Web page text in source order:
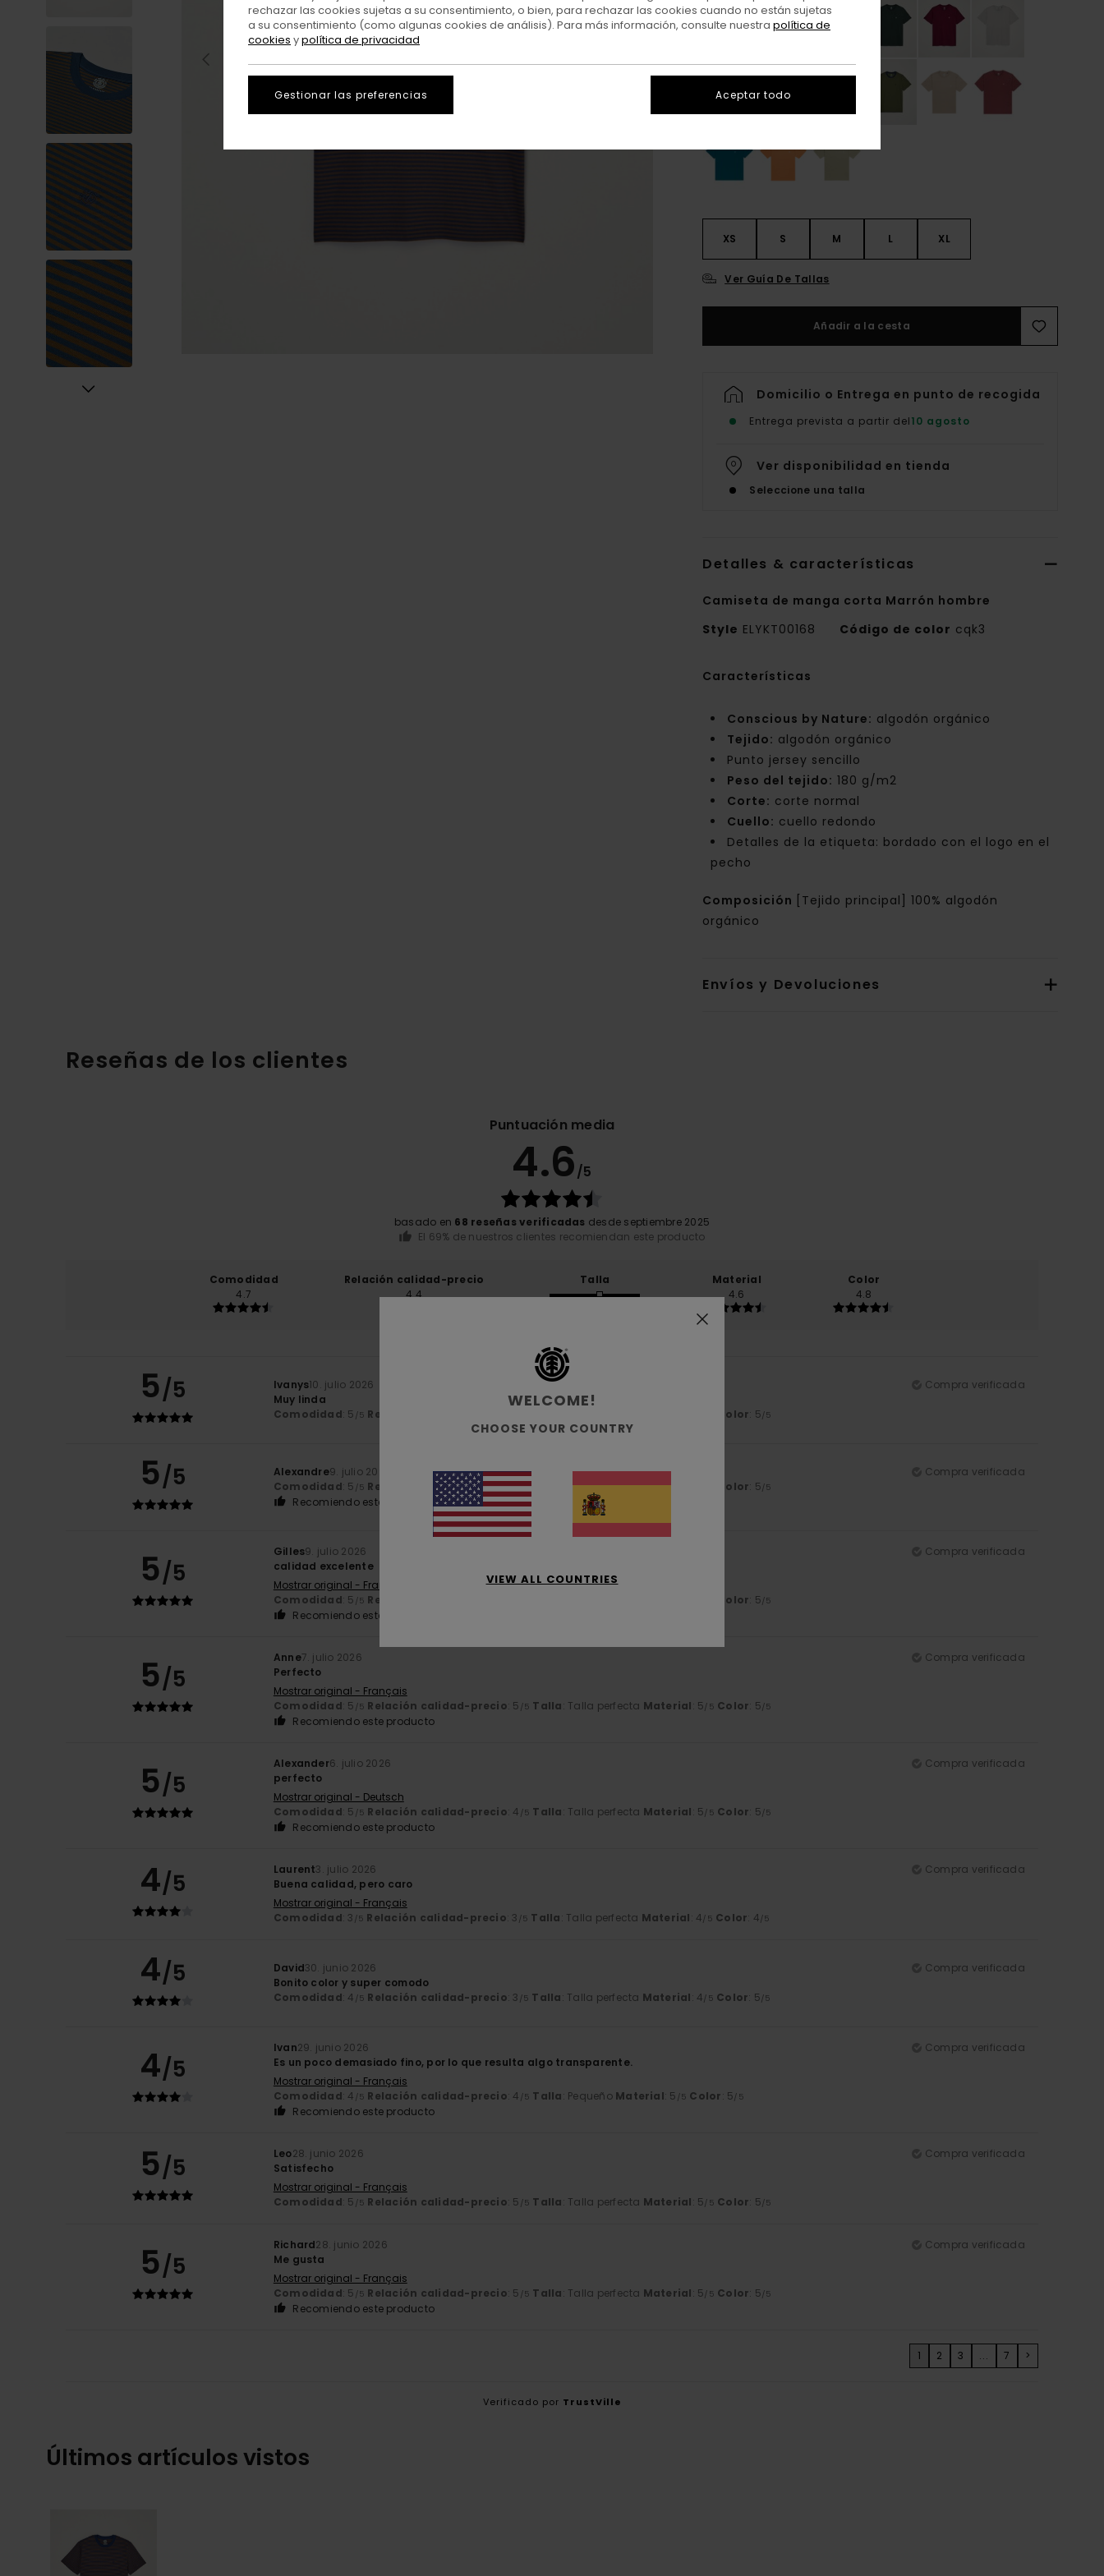
XS S M L XL
Ver Guía De Tallas
Añadir a la cesta
Domicilio o Entrega en punto de recogida
Entrega prevista a partir del10 agosto
Ver disponibilidad en tienda
Seleccione una talla
Detalles & características
Camiseta de manga corta Marrón hombre
Style ELYKT00168 Código de color cqk3
Características
Conscious by Nature: algodón orgánico
Tejido: algodón orgánico
Punto jersey sencillo
Peso del tejido: 180 g/m2
Corte: corte normal
Cuello: cuello redondo
Detalles de la etiqueta: bordado con el logo en el
pecho
Composición [Tejido principal] 100% algodón
orgánico
Envíos y Devoluciones
Reseñas de los clientes
Puntuación media
4.6/5
basado en 68 reseñas verificadas desde septiembre 2025
El 69% de nuestros clientes recomiendan este producto
Comodidad
4.7
Relación calidad-precio
4.4
Talla
Material
4.6
Color
4.8
5/5 Ivanys10. julio 2026
Compra verificada
Muy linda
Comodidad: 5 /5 Relación calidad-precio Color: 5 /5
5/5 Alexandre9. julio 2026
Compra verificada
Comodidad: 5 /5 Relación calidad-precio: 5/5 : Talla perfectaMaterial Color: 5 /5
Recomiendo este producto
5/5
Gilles9. julio 2026
Compra verificada
calidad excelente
Mostrar original - Français
Comodidad: 5 /5 Relación calidad-precio Color: 5 /5
Recomiendo este producto
5/5
Anne7. julio 2026
Compra verificada
Perfecto
Mostrar original - Français
Comodidad: 5 /5 Relación calidad-precio: 5 /5 Talla: Talla perfecta Material: 5 /5 Color: 5 /5
Recomiendo este producto
5/5
Alexander6. julio 2026
Compra verificada
perfecto
Mostrar original - Deutsch
Comodidad: 5 /5 Relación calidad-precio: 4 /5 Talla: Talla perfecta Material: 5 /5 Color: 5 /5
Recomiendo este producto
4/5 Laurent3. julio 2026
Compra verificada
Buena calidad, pero caro
Mostrar original - Français
Comodidad: 3 /5 Relación calidad-precio: 3 /5 Talla: Talla perfecta Material: 4 /5 Color: 4 /5
4/5 David30. junio 2026
Compra verificada
Bonito color y super comodo
Comodidad: 4 /5 Relación calidad-precio: 3 /5 Talla: Talla perfecta Material: 4 /5 Color: 5 /5
4/5
Ivan29. junio 2026
Compra verificada
Es un poco demasiado fino, por lo que resulta algo transparente.
Mostrar original - Français
Comodidad: 4 /5 Relación calidad-precio: 4 /5 Talla: Pequeño Material: 5 /5 Color: 5 /5
Recomiendo este producto
5/5 Leo28. junio 2026
Compra verificada
Satisfecho
Mostrar original - Français
Comodidad: 5 /5 Relación calidad-precio: 5 /5 Talla: Talla perfecta Material: 5 /5 Color: 5 /5
5/5
Richard28. junio 2026
Compra verificada
Me gusta
Mostrar original - Français
Comodidad: 5 /5 Relación calidad-precio: 5 /5 Talla: Talla perfecta Material: 5 /5 Color: 5 /5
Recomiendo este producto
1 2 3 ... 7 >
Verificado por TrustVille
Últimos artículos vistos
WELCOME!
CHOOSE YOUR COUNTRY
VIEW ALL COUNTRIES
rechazar las cookies sujetas a su consentimiento, o bien, para rechazar las cookies cuando no están sujetas
a su consentimiento (como algunas cookies de análisis). Para más información, consulte nuestra política de
cookies ypolítica de privacidad
Gestionar las preferencias Aceptar todo